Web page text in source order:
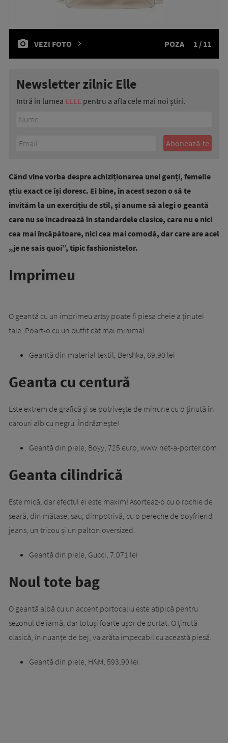
VEZI FOTO POZA 1 / 11
Newsletter zilnic Elle
Intră în lumea ELLE pentru a afla cele mai noi știri.
Când vine vorba despre achiziționarea unei genți, femeile
știu exact ce își doresc. Ei bine, în acest sezon o să te
invităm la un exercițiu de stil, și anume să alegi o geantă
care nu se încadrează în standardele clasice, care nu e nici
cea mai încăpătoare, nici cea mai comodă, dar care are acel
„je ne sais quoi”, tipic fashionistelor.
Imprimeu
O geantă cu un imprimeu artsy poate fi piesa cheie a ținutei
tale. Poart-o cu un outfit cât mai minimal.
Geantă din material textil, Bershka, 69,90 lei
Geanta cu centură
Este extrem de grafică și se potrivește de minune cu o ținută în
carouri alb cu negru. Îndrăznește!
Geantă din piele, Boyy, 725 euro, www.net-a-porter.com
Geanta cilindrică
Este mică, dar efectul ei este maxim! Asorteaz-o cu o rochie de
seară, din mătase, sau, dimpotrivă, cu o pereche de boyfriend
jeans, un tricou și un palton oversized.
Geantă din piele, Gucci, 7.071 lei
Noul tote bag
O geantă albă cu un accent portocaliu este atipică pentru
sezonul de iarnă, dar totuși foarte ușor de purtat. O ținută
clasică, în nuanțe de bej, va arăta impecabil cu această piesă.
Geantă din piele, H&M, 593,90 lei